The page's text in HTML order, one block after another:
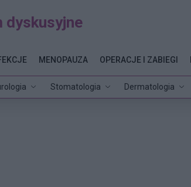
dyskusyjne
Stomatologia Dermatologia
MENOPAUZA OPERACJE I ZABIEGI